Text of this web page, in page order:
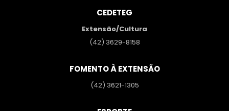
CEDETEG
Extensão/Cultura
(42) 3629-8158
FOMENTO À EXTENSÃO
(42) 3621-1305